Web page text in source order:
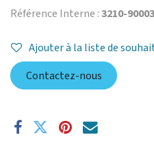
Référence Interne :3210-
Ajouter à la liste de
Contactez-nous